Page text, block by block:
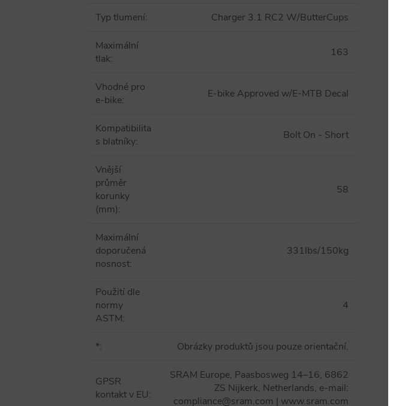
Typ tlumení: Charger 3.1 RC2 W/ButterCups
Maximální
tlak: 163
Vhodné pro
e-bike: E-bike Approved w/E-MTB Decal
Kompatibilita
s blatníky: Bolt On - Short
Vnější
průměr
korunky
(mm):
58
Maximální
doporučená
nosnost:
331lbs/150kg
Použití dle
normy
ASTM:
4
*: Obrázky produktů jsou pouze orientační.
GPSR
kontakt v EU:
SRAM Europe, Paasbosweg 14–16, 6862
ZS Nijkerk, Netherlands, e-mail:
compliance@sram.com | www.sram.com